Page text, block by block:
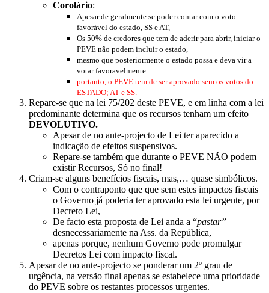
Corolário:
Apesar de geralmente se poder contar com o voto
favorável do estado, SS e AT,
Os 50% de credores que tem de aderir para abrir, iniciar o
PEVE não podem incluir o estado,
mesmo que posteriormente o estado possa e deva vir a
votar favoravelmente.
portanto, o PEVE tem de ser aprovado sem os votos do
ESTADO; AT e SS.
Repare-se que na lei 75/202 deste PEVE, e em linha com a lei
predominante determina que os recursos tenham um efeito
DEVOLUTIVO.
Apesar de no ante-projecto de Lei ter aparecido a
indicação de efeitos suspensivos.
Repare-se também que durante o PEVE NÃO podem
existir Recursos, Só no final!
Criam-se alguns benefícios fiscais, mas,… quase simbólicos.
Com o contraponto que que sem estes impactos fiscais
o Governo já poderia ter aprovado esta lei urgente, por
Decreto Lei,
De facto esta proposta de Lei anda a “pastar”
desnecessariamente na Ass. da República,
apenas porque, nenhum Governo pode promulgar
Decretos Lei com impacto fiscal.
Apesar de no ante-projecto se ponderar um 2º grau de
urgência, na versão final apenas se estabelece uma prioridade
do PEVE sobre os restantes processos urgentes.